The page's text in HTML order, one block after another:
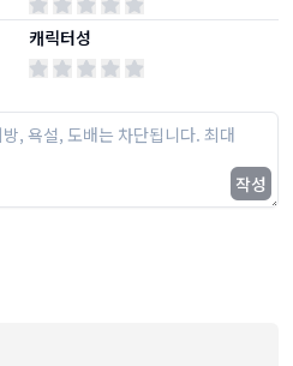
캐릭터성
작성